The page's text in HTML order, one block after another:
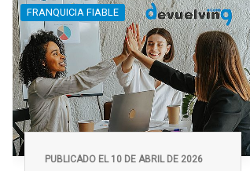
FRANQUICIA FIABLE
PUBLICADO EL 10 DE ABRIL DE 2026